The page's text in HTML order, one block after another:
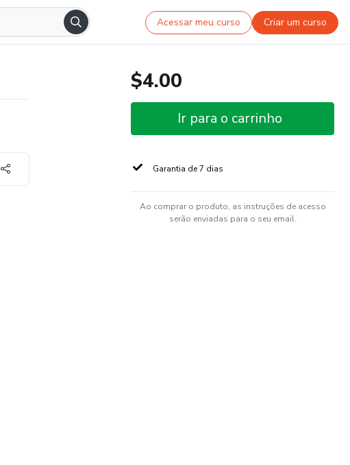
Acessar meu curso Criar um curso
$4.00
Ir para o carrinho
Garantia de 7 dias
Ao comprar o produto, as instruções de acesso
serão enviadas para o seu email.